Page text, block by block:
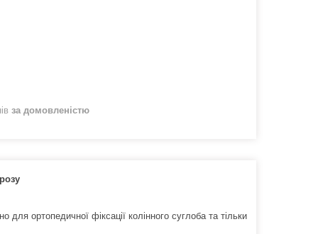
за домовленістю
ортопедичної фіксації колінного суглоба та тільки